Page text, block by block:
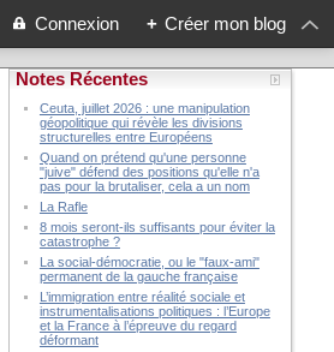
Connexion + Créer mon blog
Notes Récentes
Ceuta, juillet 2026 : une manipulation
géopolitique qui révèle les divisions
structurelles entre Européens
Quand on prétend qu'une personne
"juive" défend des positions qu'elle n'a
pas pour la brutaliser, cela a un nom
La Rafle
8 mois seront-ils suffisants pour éviter la
catastrophe ?
La social-démocratie, ou le "faux-ami"
permanent de la gauche française
L’immigration entre réalité sociale et
instrumentalisations politiques : l’Europe
et la France à l’épreuve du regard
déformant